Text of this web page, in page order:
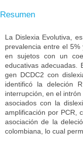
Resumen
La Dislexia Evolutiva,
prevalencia entre el
en sujetos con un
educativas adecuadas.
gen DCDC2 con
identificó la deleción
interrupción, en el
asociados con la
amplificación por PCR,
asociación de la
colombiana, lo cual